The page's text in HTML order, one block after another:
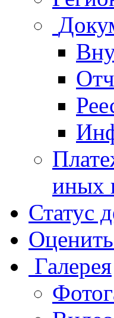
иных
Статус
Галерея